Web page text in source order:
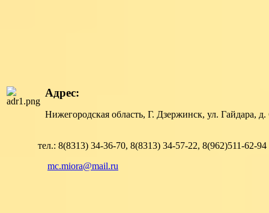
Адрес:
Нижегородская область, Г. Дзержинск, ул.
тел.: 8(8313) 34-36-70, 8(8313) 34-57-22, 8(962)511-62-94
mc.miora@mail.ru